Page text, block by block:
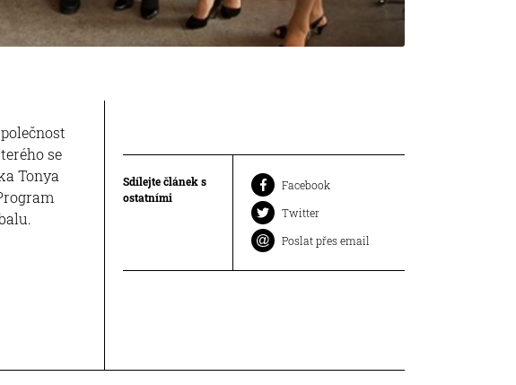
se
Tonya
Sdílejte článek s
ostatními
Facebook
Twitter
Poslat přes email